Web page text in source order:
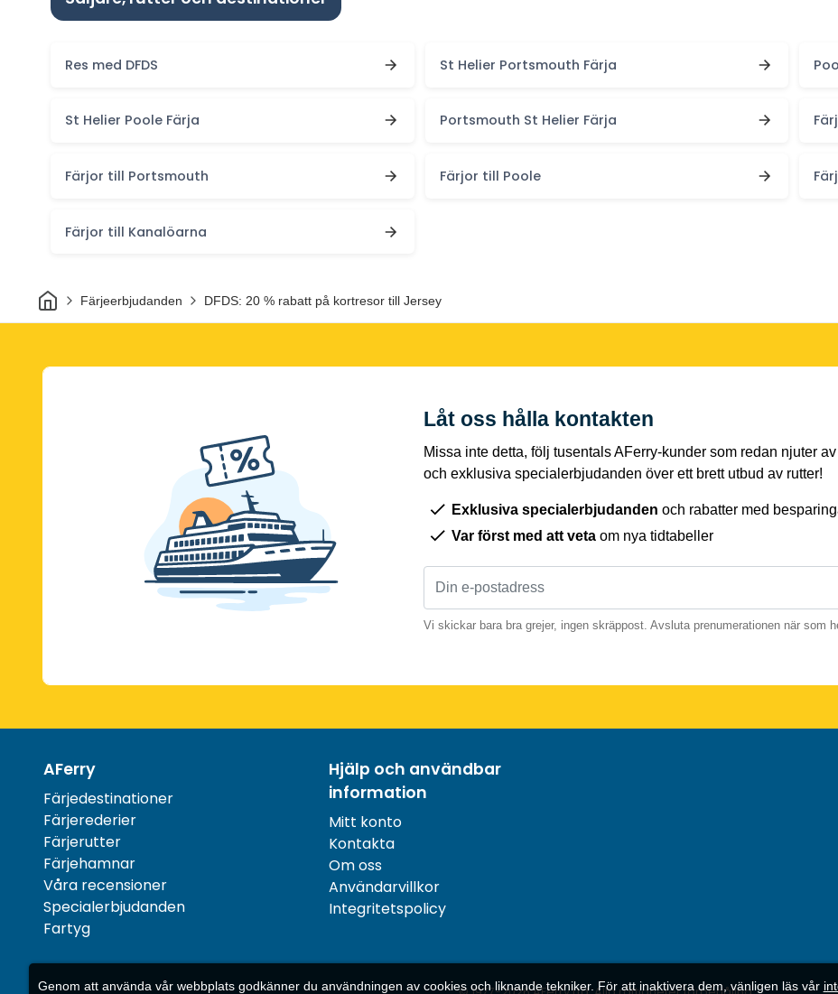
Res med DFDS St Helier Portsmouth Färja
St Helier Poole Färja Portsmouth St Helier Färja
Färjor till Portsmouth Färjor till Poole
Färjor till Kanalöarna
HemFärjeerbjudanden DFDS: 20 % rabatt på kortresor till Jersey
Låt oss hålla kontakten
Missa inte detta, följ tusentals AFerry-kunder som redan njuter
och exklusiva specialerbjudanden över ett brett utbud av rutter!
Exklusiva specialerbjudanden och rabatter med
Var först med att veta om nya tidtabeller
Vi skickar bara bra grejer, ingen skräppost. Avsluta prenumerationen när som
AFerry
Färjedestinationer
Färjerederier
Färjerutter
Färjehamnar
Våra recensioner
Specialerbjudanden
Fartyg
Hjälp och användbar
information
Mitt konto
Kontakta
Om oss
Användarvillkor
Integritetspolicy
Genom att använda vår webbplats godkänner du användningen av cookies och liknande tekniker. För att inaktivera dem, vänligen läs vår